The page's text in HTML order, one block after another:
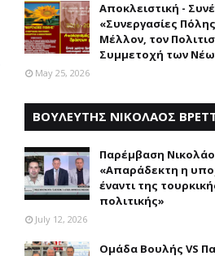
Αποκλειστική -
«Συνεργασίες
Μέλλον, τον
Συμμετοχή των
May 25, 2026
ΒΟΥΛΕΥΤΗΣ ΝΙΚΟΛΑΟΣ
Παρέμβαση
«Aπαράδεκτη η
έναντι της
πολιτικής»
July 12, 2026
Ομάδα Βουλής VS